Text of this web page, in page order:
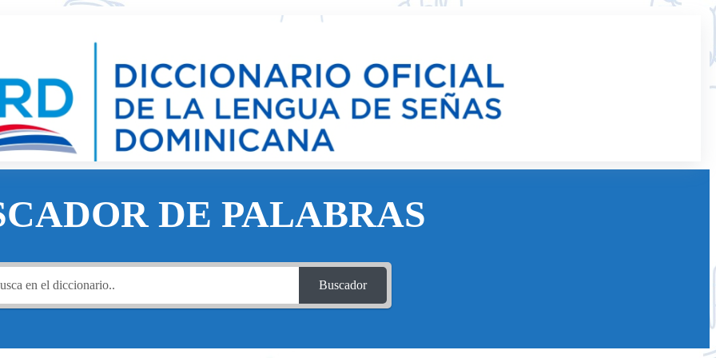
DE PALABRAS
Buscador